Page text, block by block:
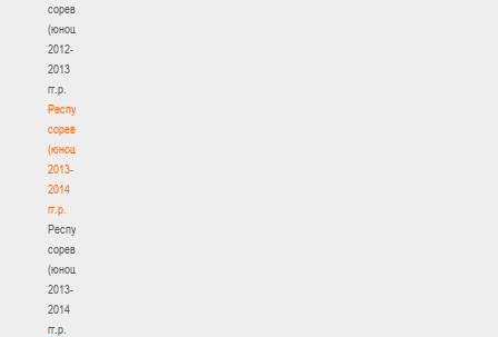
соревнования
(юноши)
2012-
2013
гг.р.
Республиканские
соревнования
(юноши)
2013-
2014
гг.р.
Республиканские
соревнования
(юноши)
2013-
2014
гг.р.